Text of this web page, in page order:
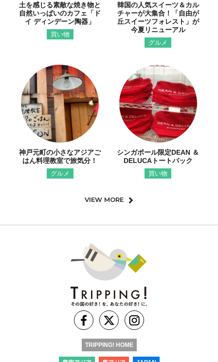
土を感じる素敵な焼き物と
自然いっぱいのカフェ「ド
イ ディンデーン陶器」
買い物
韓国の人気スイーツ＆カル
チャーが大集合！「自由が
丘スイーツフォレスト」が
今夏リニューアル
グルメ
神戸元町の小さなアジアご
はん料理教室で旅気分！
グルメ
シンガポール限定DEAN ＆
DELUCAトートバック
買い物
VIEW MORE
TRIPPING! HOME